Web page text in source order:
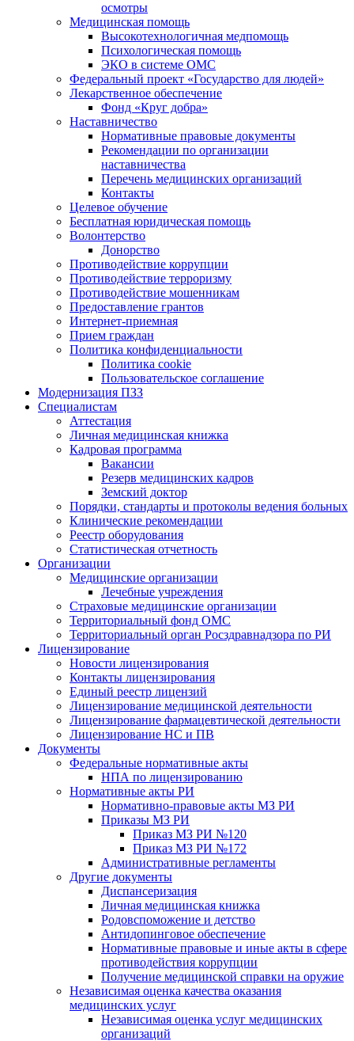
осмотры
Медицинская помощь
Высокотехнологичная медпомощь
Психологическая помощь
ЭКО в системе ОМС
Федеральный проект «Государство для людей»
Лекарственное обеспечение
Фонд «Круг добра»
Наставничество
Нормативные правовые документы
Рекомендации по организации
наставничества
Перечень медицинских организаций
Контакты
Целевое обучение
Бесплатная юридическая помощь
Волонтерство
Донорство
Противодействие коррупции
Противодействие терроризму
Противодействие мошенникам
Предоставление грантов
Интернет-приемная
Прием граждан
Политика конфиденциальности
Политика cookie
Пользовательское соглашение
Модернизация ПЗЗ
Специалистам
Аттестация
Личная медицинская книжка
Кадровая программа
Вакансии
Резерв медицинских кадров
Земский доктор
Порядки, стандарты и протоколы ведения больных
Клинические рекомендации
Реестр оборудования
Статистическая отчетность
Организации
Медицинские организации
Лечебные учреждения
Страховые медицинские организации
Территориальный фонд ОМС
Территориальный орган Росздравнадзора по РИ
Лицензирование
Новости лицензирования
Контакты лицензирования
Единый реестр лицензий
Лицензирование медицинской деятельности
Лицензирование фармацевтической деятельности
Лицензирование НС и ПВ
Документы
Федеральные нормативные акты
НПА по лицензированию
Нормативные акты РИ
Нормативно-правовые акты МЗ РИ
Приказы МЗ РИ
Приказ МЗ РИ №120
Приказ МЗ РИ №172
Административные регламенты
Другие документы
Диспансеризация
Личная медицинская книжка
Родовспоможение и детство
Антидопинговое обеспечение
Нормативные правовые и иные акты в сфере
противодействия коррупции
Получение медицинской справки на оружие
Независимая оценка качества оказания
медицинских услуг
Независимая оценка услуг медицинскиx
организаций